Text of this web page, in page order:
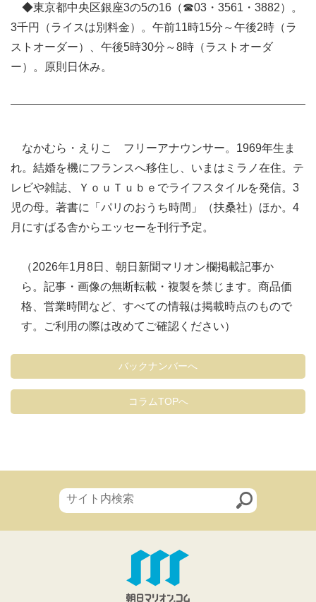
◆東京都中央区銀座3の5の16（☎03・3561・3882）。
3千円（ライスは別料金）。午前11時15分～午後2時（ラ
ストオーダー）、午後5時30分～8時（ラストオーダ
ー）。原則日休み。
なかむら・えりこ フリーアナウンサー。1969年生ま
れ。結婚を機にフランスへ移住し、いまはミラノ在住。テ
レビや雑誌、ＹｏｕＴｕｂｅでライフスタイルを発信。3
児の母。著書に「パリのおうち時間」（扶桑社）ほか。4
月にすばる舎からエッセーを刊行予定。
（2026年1月8日、朝日新聞マリオン欄掲載記事か
ら。記事・画像の無断転載・複製を禁じます。商品価
格、営業時間など、すべての情報は掲載時点のもので
す。ご利用の際は改めてご確認ください）
バックナンバーへ
コラムTOPへ